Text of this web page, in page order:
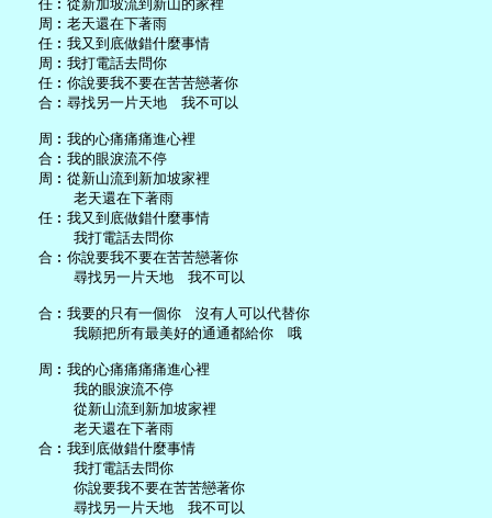
   任︰從新加坡流到新山的家裡
   周︰老天還在下著雨
   任︰我又到底做錯什麼事情
   周︰我打電話去問你
   任︰你說要我不要在苦苦戀著你
   合︰尋找另一片天地　我不可以
   周︰我的心痛痛痛進心裡
   合︰我的眼淚流不停
   周︰從新山流到新加坡家裡
       老天還在下著雨
   任︰我又到底做錯什麼事情
       我打電話去問你
   合︰你說要我不要在苦苦戀著你
       尋找另一片天地　我不可以
   合︰我要的只有一個你　沒有人可以代替你
       我願把所有最美好的通通都給你　哦
   周︰我的心痛痛痛痛進心裡
       我的眼淚流不停
       從新山流到新加坡家裡
       老天還在下著雨
   合︰我到底做錯什麼事情
       我打電話去問你
       你說要我不要在苦苦戀著你
       尋找另一片天地　我不可以